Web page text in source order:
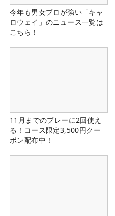
今年も男女プロが強い「キャ
ロウェイ」のニュース一覧は
こちら！
11月までのプレーに2回使え
る！コース限定3,500円クー
ポン配布中！